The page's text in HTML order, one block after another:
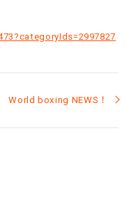
World boxing NEWS！